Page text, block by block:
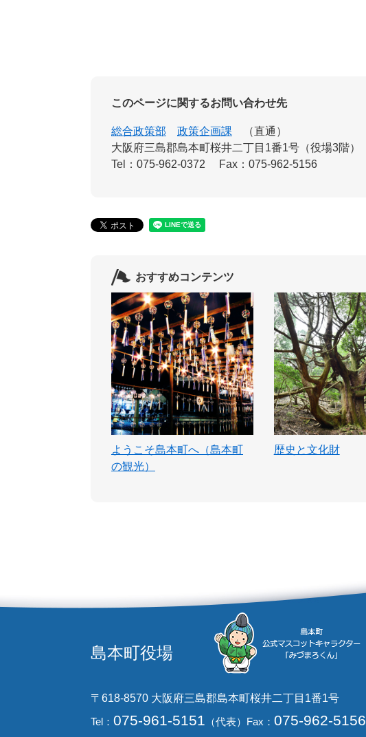
このページに関するお問い合わせ先
総合政策部 政策企画課
直通
大阪府三島郡島本町桜井二丁目1番1号（役場3階）
Tel：075-962-0372
Fax：075-962-5156
おすすめコンテンツ
ようこそ島本町へ（島本町
の観光）
歴史と文化財
島本町役場
〒618-8570 大阪府三島郡島本町桜井二丁目1番1号
Tel： 075-961-5151 （代表） Fax： 075-962-5156